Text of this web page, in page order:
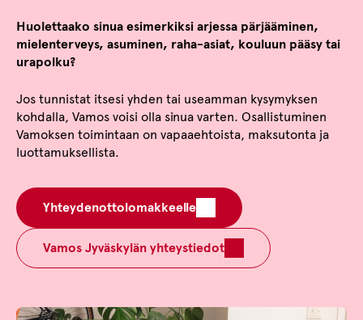
Huolettaako sinua esimerkiksi arjessa pärjääminen,
mielenterveys, asuminen, raha-asiat, kouluun pääsy tai
urapolku?
Jos tunnistat itsesi yhden tai useamman kysymyksen
kohdalla, Vamos voisi olla sinua varten. Osallistuminen
Vamoksen toimintaan on vapaaehtoista, maksutonta ja
luottamuksellista.
Yhteydenottolomakkeelle
Vamos Jyväskylän yhteystiedot